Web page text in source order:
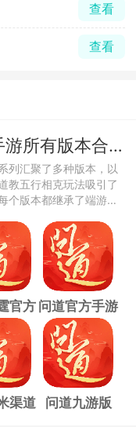
查看
查看
问道手游所有版本合集
列汇聚了多种版本，以
教五行相克玩法吸引了
个版本都继承了端游的
官方 问道官方手游
渠道
问道九游版